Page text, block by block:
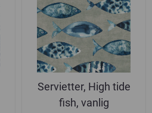
Servietter, High tide
fish, vanlig